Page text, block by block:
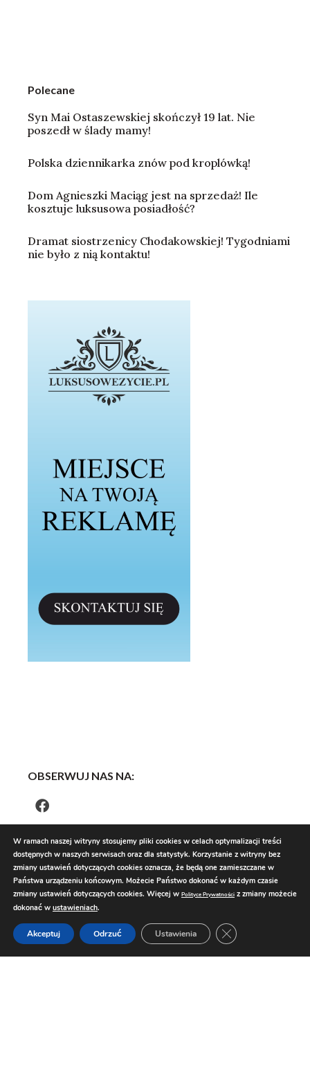
Polecane
Syn Mai Ostaszewskiej skończył 19 lat. Nie
poszedł w ślady mamy!
Polska dziennikarka znów pod kroplówką!
Dom Agnieszki Maciąg jest na sprzedaż! Ile
kosztuje luksusowa posiadłość?
Dramat siostrzenicy Chodakowskiej! Tygodniami
nie było z nią kontaktu!
OBSERWUJ NAS NA:
W ramach naszej witryny stosujemy pliki cookies w celach optymalizacji treści
dostępnych w naszych serwisach oraz dla statystyk. Korzystanie z witryny bez
zmiany ustawień dotyczących cookies oznacza, że będą one zamieszczane w
Państwa urządzeniu końcowym. Możecie Państwo dokonać w każdym czasie
zmiany ustawień dotyczących cookies. Więcej w Polityce Prywatności z zmiany możecie
dokonać w ustawieniach.
Akceptuj Odrzuć Ustawienia Zamknij panel